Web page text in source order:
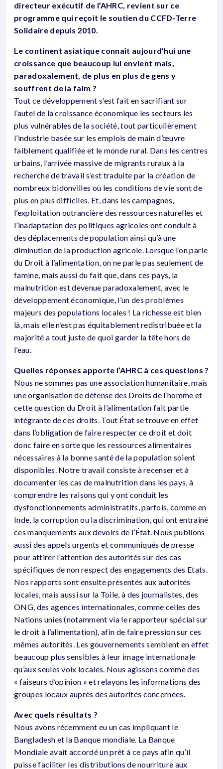
directeur exécutif de l’AHRC, revient sur ce
programme qui reçoit le soutien du CCFD-Terre
Solidaire depuis 2010.
Le continent asiatique connaît aujourd’hui une
croissance que beaucoup lui envient mais,
paradoxalement, de plus en plus de gens y
souffrent de la faim ?
Tout ce développement s’est fait en sacrifiant sur
l’autel de la croissance économique les secteurs les
plus vulnérables de la société, tout particulièrement
l’industrie basée sur les emplois de main d’œuvre
faiblement qualifiée et le monde rural. Dans les centres
urbains, l’arrivée massive de migrants ruraux à la
recherche de travail s’est traduite par la création de
nombreux bidonvilles où les conditions de vie sont de
plus en plus difficiles. Et, dans les campagnes,
l’exploitation outrancière des ressources naturelles et
l’inadaptation des politiques agricoles ont conduit à
des déplacements de population ainsi qu’à une
diminution de la production agricole. Lorsque l’on parle
du Droit à l’alimentation, on ne parle pas seulement de
famine, mais aussi du fait que, dans ces pays, la
malnutrition est devenue paradoxalement, avec le
développement économique, l’un des problèmes
majeurs des populations locales ! La richesse est bien
là, mais elle n’est pas équitablement redistribuée et la
majorité a tout juste de quoi garder la tête hors de
l’eau.
Quelles réponses apporte l’AHRC à ces questions ?
Nous ne sommes pas une association humanitaire, mais
une organisation de défense des Droits de l’homme et
cette question du Droit à l’alimentation fait partie
intégrante de ces droits. Tout État se trouve en effet
dans l’obligation de faire respecter ce droit et doit
donc faire en sorte que les ressources alimentaires
nécessaires à la bonne santé de la population soient
disponibles. Notre travail consiste à recenser et à
documenter les cas de malnutrition dans les pays, à
comprendre les raisons qui y ont conduit les
dysfonctionnements administratifs, parfois, comme en
Inde, la corruption ou la discrimination, qui ont entrainé
ces manquements aux devoirs de l’État. Nous publions
aussi des appels urgents et communiqués de presse
pour attirer l’attention des autorités sur des cas
spécifiques de non respect des engagements des Etats.
Nos rapports sont ensuite présentés aux autorités
locales, mais aussi sur la Toile, à des journalistes, des
ONG, des agences internationales, comme celles des
Nations unies (notamment via le rapporteur spécial sur
le droit à l’alimentation), afin de faire pression sur ces
mêmes autorités. Les gouvernements semblent en effet
beaucoup plus sensibles à leur image internationale
qu’aux seules voix locales. Nous agissons comme des
« faiseurs d’opinion » et relayons les informations des
groupes locaux auprès des autorités concernées.
Avec quels résultats ?
Nous avons récemment eu un cas impliquant le
Bangladesh et la Banque mondiale. La Banque
Mondiale avait accordé un prêt à ce pays afin qu’il
puisse faciliter les distributions de nourriture aux